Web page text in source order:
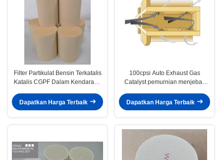
Filter Partikulat Bensin Terkatalis
Katalis CGPF Dalam Kendaraan
Dapatkan Harga Terbaik
100cpsi Auto Exhaust Gas
Catalyst pemurnian menjebak
GDI
Dapatkan Harga Terbaik